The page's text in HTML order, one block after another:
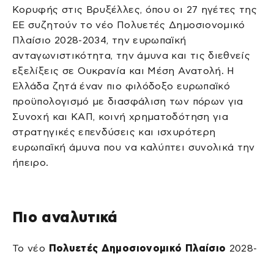
Κορυφής στις Βρυξέλλες, όπου οι 27 ηγέτες της
ΕΕ συζητούν το νέο Πολυετές Δημοσιονομικό
Πλαίσιο 2028-2034, την ευρωπαϊκή
ανταγωνιστικότητα, την άμυνα και τις διεθνείς
εξελίξεις σε Ουκρανία και Μέση Ανατολή. Η
Ελλάδα ζητά έναν πιο φιλόδοξο ευρωπαϊκό
προϋπολογισμό με διασφάλιση των πόρων για
Συνοχή και ΚΑΠ, κοινή χρηματοδότηση για
στρατηγικές επενδύσεις και ισχυρότερη
ευρωπαϊκή άμυνα που να καλύπτει συνολικά την
ήπειρο.
Πιο αναλυτικά
Το νέο Πολυετές Δημοσιονομικό Πλαίσιο 2028-